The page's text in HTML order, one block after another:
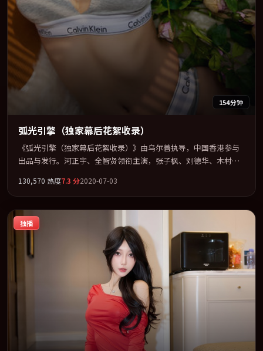
154分钟
弧光引擎（独家幕后花絮收录）
《弧光引擎（独家幕后花絮收录）》由乌尔善执导，中国香港参与
出品与发行。河正宇、全智贤领衔主演，张子枫、刘德华、木村拓
以「科幻」类型为骨架，在叙事、表演与视听上力求统一。定于
2020-04-08 在内地院线及主流平台同步亮相，2020 年度话题片中口
碑稳健，适合喜欢强情节与人物弧光的观众完整观看。
130,570 热度7.3 分2020-07-03
独播